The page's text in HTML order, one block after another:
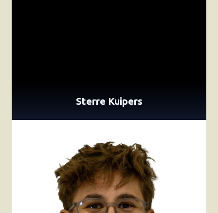
Sterre Kuipers